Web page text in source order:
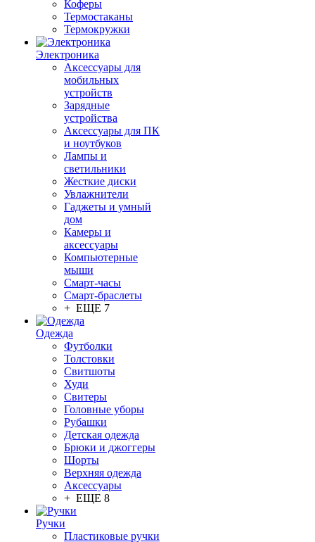
Коферы
Термостаканы
Термокружки
Электроника
Аксессуары для
мобильных
устройств
Зарядные
устройства
Аксессуары для ПК
и ноутбуков
Лампы и
светильники
Жесткие диски
Увлажнители
Гаджеты и умный
дом
Камеры и
аксессуары
Компьютерные
мыши
Смарт-часы
Смарт-браслеты
+ ЕЩЕ 7
Одежда
Футболки
Толстовки
Свитшоты
Худи
Свитеры
Головные уборы
Рубашки
Детская одежда
Брюки и джоггеры
Шорты
Верхняя одежда
Аксессуары
+ ЕЩЕ 8
Ручки
Пластиковые ручки